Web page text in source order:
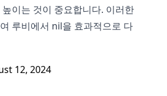
이는 것이 중요합니다. 이러한
루비에서 nil을 효과적으로 다
12, 2024